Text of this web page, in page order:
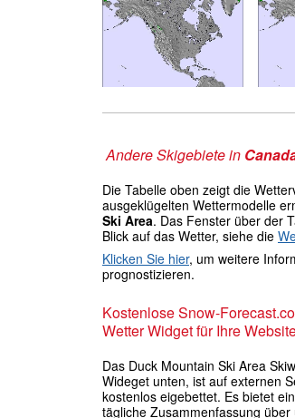
Andere Skigebiete in
Die Tabelle oben zeigt die
ausgeklügelten Wettermodelle
Ski Area. Das Fenster über der
Blick auf das Wetter, siehe die
Klicken Sie hier, um weitere
prognostizieren.
Kostenlose Snow-
Wetter Widget für Ihre
Das Duck Mountain Ski Area
Wideget unten, ist auf externen
kostenlos eigebettet. Es bietet
tägliche Zusammenfassung über